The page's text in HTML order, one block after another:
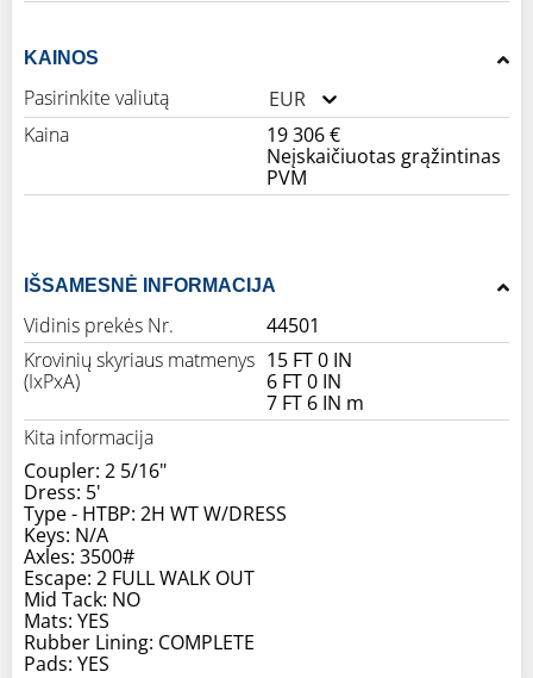
KAINOS
Pasirinkite valiutą
EUR
Kaina
19 306 €
Neįskaičiuotas grąžintinas
PVM
IŠSAMESNĖ INFORMACIJA
Vidinis prekės Nr.
44501
Krovinių skyriaus matmenys
(IxPxA)
15 FT 0 IN
6 FT 0 IN
7 FT 6 IN m
Kita informacija
Coupler: 2 5/16"
Dress: 5'
Type - HTBP: 2H WT W/DRESS
Keys: N/A
Axles: 3500#
Escape: 2 FULL WALK OUT
Mid Tack: NO
Mats: YES
Rubber Lining: COMPLETE
Pads: YES